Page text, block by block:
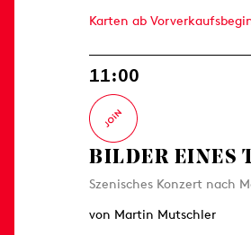
Karten ab
11:00
BILDER EINES
Szenisches Konzert nach
von Martin Mutschler